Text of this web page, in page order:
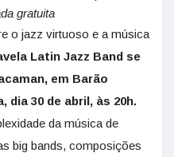
gratuita
o jazz virtuoso e a música
Latin Jazz Band se
em Barão
30 de abril, às 20h.
da música de
big bands, composições